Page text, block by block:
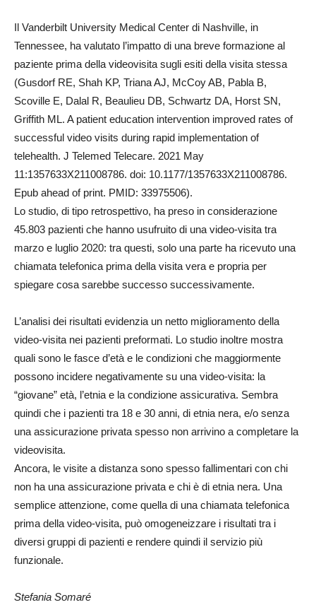
Il Vanderbilt University Medical Center di Nashville, in
Tennessee, ha valutato l’impatto di una breve formazione al
paziente prima della videovisita sugli esiti della visita stessa
(Gusdorf RE, Shah KP, Triana AJ, McCoy AB, Pabla B,
Scoville E, Dalal R, Beaulieu DB, Schwartz DA, Horst SN,
Griffith ML. A patient education intervention improved rates of
successful video visits during rapid implementation of
telehealth. J Telemed Telecare. 2021 May
11:1357633X211008786. doi: 10.1177/1357633X211008786.
Epub ahead of print. PMID: 33975506).
Lo studio, di tipo retrospettivo, ha preso in considerazione
45.803 pazienti che hanno usufruito di una video-visita tra
marzo e luglio 2020: tra questi, solo una parte ha ricevuto una
chiamata telefonica prima della visita vera e propria per
spiegare cosa sarebbe successo successivamente.
L’analisi dei risultati evidenzia un netto miglioramento della
video-visita nei pazienti preformati. Lo studio inoltre mostra
quali sono le fasce d’età e le condizioni che maggiormente
possono incidere negativamente su una video-visita: la
“giovane” età, l’etnia e la condizione assicurativa. Sembra
quindi che i pazienti tra 18 e 30 anni, di etnia nera, e/o senza
una assicurazione privata spesso non arrivino a completare la
videovisita.
Ancora, le visite a distanza sono spesso fallimentari con chi
non ha una assicurazione privata e chi è di etnia nera. Una
semplice attenzione, come quella di una chiamata telefonica
prima della video-visita, può omogeneizzare i risultati tra i
diversi gruppi di pazienti e rendere quindi il servizio più
funzionale.
Stefania Somaré